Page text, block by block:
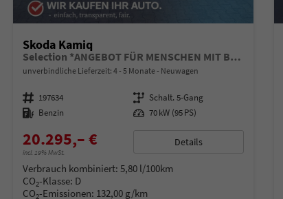
Skoda Kamiq
Selection *ANGEBOT FÜR MENSCHEN MIT BEHINDERUNG AB 50%! 1.0 TSI 95PS, Klimaanlage, Sitzheizung, Parksensoren hinten, LED-Scheinwerfer, Tempomat, Infotainment 8", Virtual Cockpit Nebelscheinwerfer, Dachreling
unverbindliche Lieferzeit: 4 - 5 Monate Neuwagen
Fahrzeugnummer 197634 Getriebe Schalt. 5-Gang
Kraftstoff Benzin Leistung 70 kW (95 PS)
20.295,– €
incl. 19% MwSt.
Details
Verbrauch kombiniert: 5,80 l/100km
CO2-Klasse: D
CO2-Emissionen: 132,00 g/km